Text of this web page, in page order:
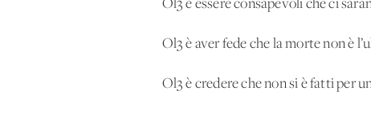
Ol3 è essere consapevoli che ci
Ol3 è aver fede che la morte non è
Ol3 è credere che non si è fatti per